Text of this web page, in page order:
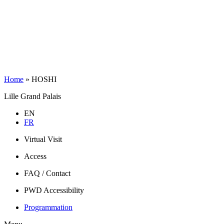
Home » HOSHI
Lille Grand Palais
EN
FR
Virtual Visit
Access
FAQ / Contact
PWD Accessibility
Programmation